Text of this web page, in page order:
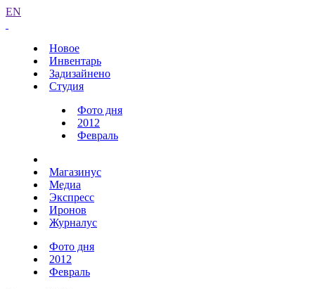
EN
Новое
Инвентарь
Задизайнено
Студия
Фото дня
2012
Февраль
Магазинус
Медиа
Экспресс
Иронов
Журналус
Фото дня
2012
Февраль